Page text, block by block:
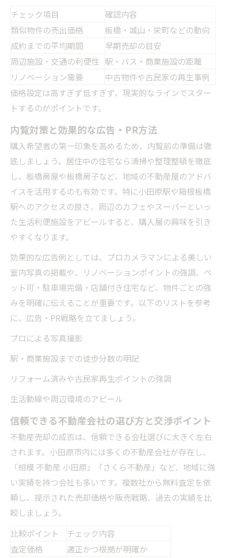
チェック項目
確認内容
類似物件の売出価格
板橋・城山・栄町などの動向
成約までの平均期間
早期売却の目安
周辺施設・交通の利便性 駅・バス・商業施設の距離
リノベーション需要
中古物件や古民家の再生事例
価格設定は高すぎず低すぎず、現実的なラインでスター
トするのがポイントです。
内覧対策と効果的な広告・PR方法
購入希望者の第一印象を高めるため、内覧前の準備は徹
底しましょう。居住中の住宅なら清掃や整理整頓を徹底
し、板橋房屋や板橋房子など、地域の不動産屋のアドバ
イスを活用するのも有効です。特に小田原駅や箱根板橋
駅へのアクセスの良さ、周辺のカフェやスーパーといっ
た生活利便施設をアピールすると、購入層の興味を引き
やすくなります。
効果的な広告例としては、プロカメラマンによる美しい
室内写真の掲載や、リノベーションポイントの強調、ペ
ット可・駐車場完備・店舗付き住宅など、物件ごとの強
みを明確に伝えることが重要です。以下のリストを参考
に、広告・PR戦略を立てましょう。
プロによる写真撮影
駅・商業施設までの徒歩分数の明記
リフォーム済みや古民家再生ポイントの強調
生活動線や周辺環境のアピール
信頼できる不動産会社の選び方と交渉ポイント
不動産売却の成否は、信頼できる会社選びに大きく左右
されます。小田原市内には多くの不動産会社が存在し、
「相模 不動産 小田原」「さくら不動産」など、地域に強
い実績を持つ会社も多いです。複数社から無料査定を依
頼し、提示された売却価格や販売戦略、過去の実績を比
較しましょう。
比較ポイント
チェック内容
査定価格
適正かつ根拠が明確か